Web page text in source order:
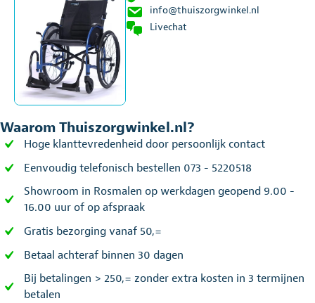
info@thuiszorgwinkel.nl
Livechat
Waarom Thuiszorgwinkel.nl?
Hoge klanttevredenheid door persoonlijk contact
Eenvoudig telefonisch bestellen 073 - 5220518
Showroom in Rosmalen op werkdagen geopend 9.00 -
16.00 uur of op afspraak
Gratis bezorging vanaf 50,=
Betaal achteraf binnen 30 dagen
Bij betalingen > 250,= zonder extra kosten in 3 termijnen
betalen